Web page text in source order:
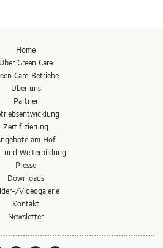
Home
Über Green Care
Care-Betriebe
Über uns
Partner
Zertifizierung
am Hof
und Weiterbildung
Presse
Downloads
Videogalerie
Kontakt
Newsletter